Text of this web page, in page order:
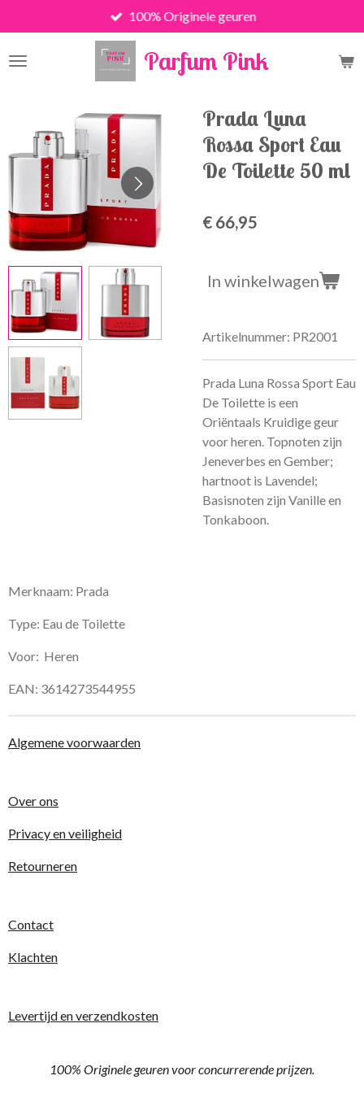
direct
naar
Parfum Pink
100% Originele geuren
Prada Luna
Rossa Sport Eau
De Toilette 50 ml
€ 66,95
In winkelwagen
Artikelnummer: PR2001
Prada Luna Rossa Sport Eau
De Toilette is een
Oriëntaals Kruidige geur
voor heren. Topnoten zijn
Jeneverbes en Gember;
hartnoot is Lavendel;
Basisnoten zijn Vanille en
Tonkaboon.
Merknaam: Prada
Type: Eau de Toilette
Voor: Heren
EAN: 3614273544955
Algemene voorwaarden
Over ons
Privacy en veiligheid
Retourneren
Contact
Klachten
Levertijd en verzendkosten
100% Originele geuren voor concurrerende prijzen.